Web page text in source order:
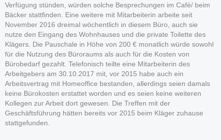
Verfügung stünden, würden solche Besprechungen im Café/ beim
Bäcker stattfinden. Eine weitere mit Mitarbeiterin arbeite seit
November 2016 dreimal wöchentlich in diesem Büro, auch sie
nutze den Eingang des Wohnhauses und die private Toilette des
Klägers. Die Pauschale in Höhe von 200 € monatlich würde sowohl
für die Nutzung des Büroraums als auch für die Kosten von
Bürobedarf gezahlt. Telefonisch teilte eine Mitarbeiterin des
Arbeitgebers am 30.10.2017 mit, vor 2015 habe auch ein
Arbeitsvertrag mit Homeoffice bestanden, allerdings seien damals
keine Bürokosten erstattet worden und es seien keine weiteren
Kollegen zur Arbeit dort gewesen. Die Treffen mit der
Geschäftsführung hätten bereits vor 2015 beim Kläger zuhause
stattgefunden.